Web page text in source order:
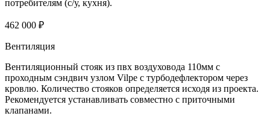
потребителям (с/у, кухня).
462 000 ₽
Вентиляция
Вентиляционный стояк из пвх воздуховода 110мм с
проходным сэндвич узлом Vilpe с турбодефлектором через
кровлю. Количество стояков определяется исходя из проекта.
Рекомендуется устанавливать совместно с приточными
клапанами.